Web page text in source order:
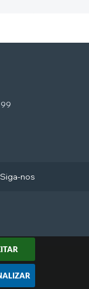
Siga-nos